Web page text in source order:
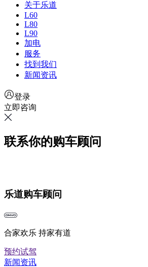
关于乐道
L60
L80
L90
加电
服务
找到我们
新闻资讯
登录
立即咨询
联系你的购车顾问
乐道购车顾问
合家欢乐 持家有道
预约试驾
新闻资讯